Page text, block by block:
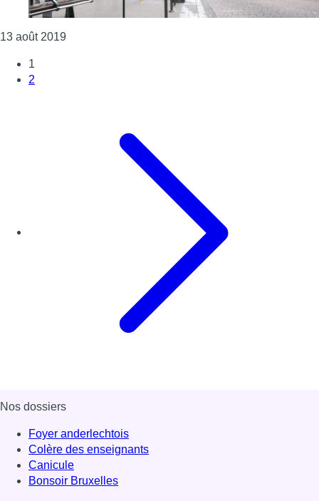
13 août 2019Consulter l'article "Abribus de la Stib : le Conseil
1
2
Nos dossiers
Foyer anderlechtois
Colère des enseignants
Canicule
Bonsoir Bruxelles